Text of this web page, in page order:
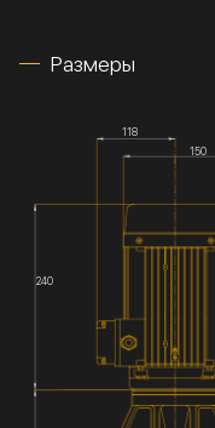
Размеры
118
150
240